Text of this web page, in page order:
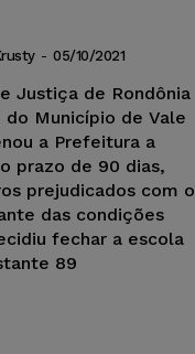
- 05/10/2021
Justiça de Rondônia
Município de Vale
a Prefeitura a
prazo de 90 dias,
prejudicados com o
das condições
fechar a escola
89